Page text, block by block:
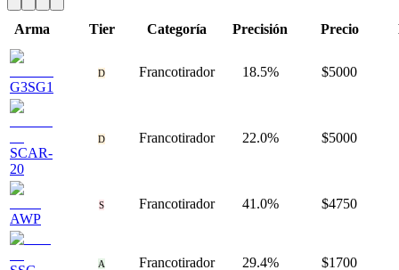
Arma Tier Categoría Precisión Precio
G3SG1
D Francotirador 18.5% $5000
SCAR-
20
D Francotirador 22.0% $5000
AWP
S Francotirador 41.0% $4750
A Francotirador 29.4% $1700